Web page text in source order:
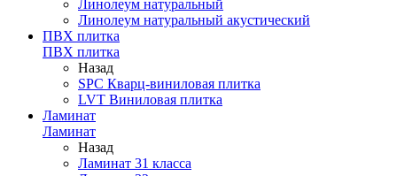
Линолеум натуральный
Линолеум натуральный акустический
ПВХ плитка
ПВХ плитка
Назад
SPC Кварц-виниловая плитка
LVT Виниловая плитка
Ламинат
Ламинат
Назад
Ламинат 31 класса